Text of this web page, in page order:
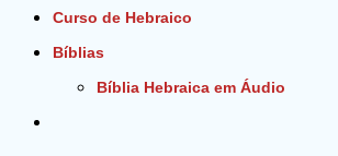
Curso de Hebraico
Bíblias
Bíblia Hebraica em Áudio